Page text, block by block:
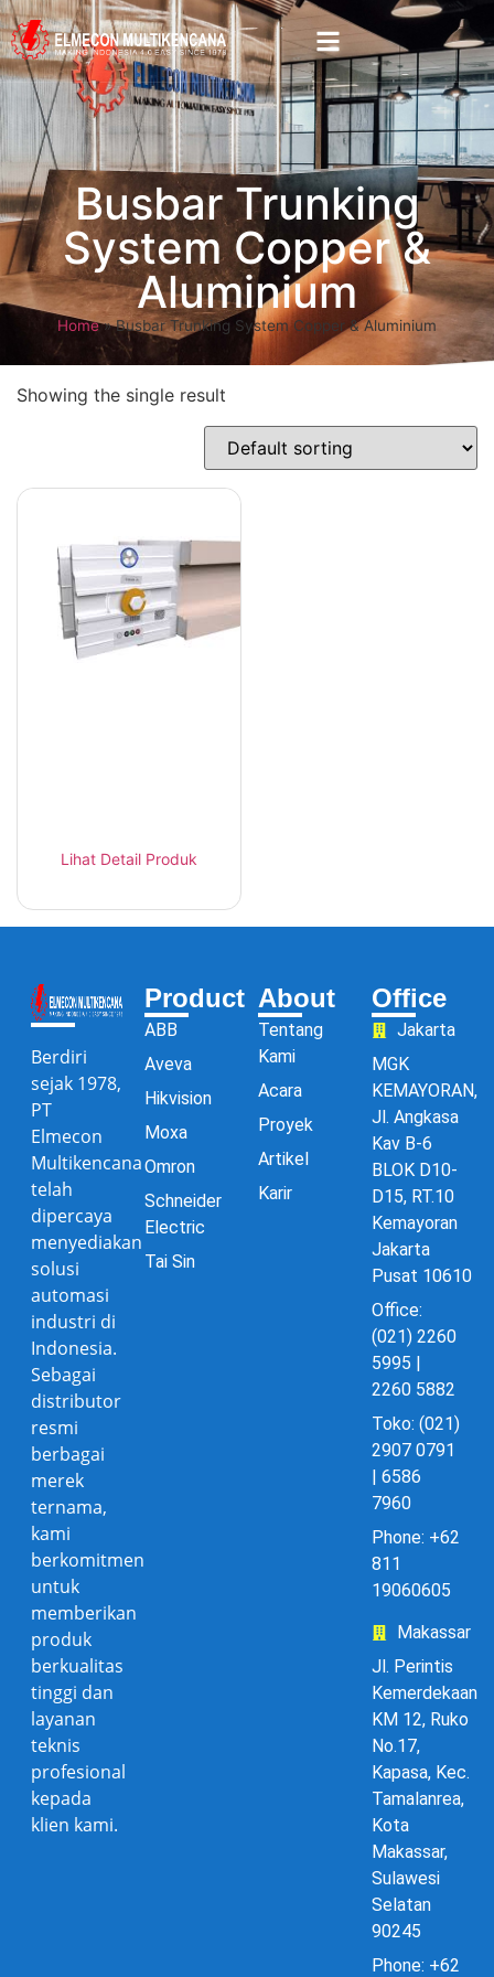
Busbar Trunking
System Copper &
Aluminium
Home»Busbar Trunking System Copper & Aluminium
Showing the single result
Lihat Detail Produk
Berdiri
sejak 1978,
PT
Elmecon
Multikencana
telah
dipercaya
menyediakan
solusi
automasi
industri di
Indonesia.
Sebagai
distributor
resmi
berbagai
merek
ternama,
kami
berkomitmen
untuk
memberikan
produk
berkualitas
tinggi dan
layanan
teknis
profesional
kepada
klien kami.
Product
ABB
Aveva
Hikvision
Moxa
Omron
Schneider
Electric
Tai Sin
About
Tentang
Kami
Acara
Proyek
Artikel
Karir
Office
Jakarta
MGK
KEMAYORAN,
Jl. Angkasa
Kav B-6
BLOK D10-
D15, RT.10
Kemayoran
Jakarta
Pusat 10610
Office:
(021) 2260
5995 |
2260 5882
Toko: (021)
2907 0791
| 6586
7960
Phone: +62
811
19060605
Makassar
Jl. Perintis
Kemerdekaan
KM 12, Ruko
No.17,
Kapasa, Kec.
Tamalanrea,
Kota
Makassar,
Sulawesi
Selatan
90245
Phone: +62